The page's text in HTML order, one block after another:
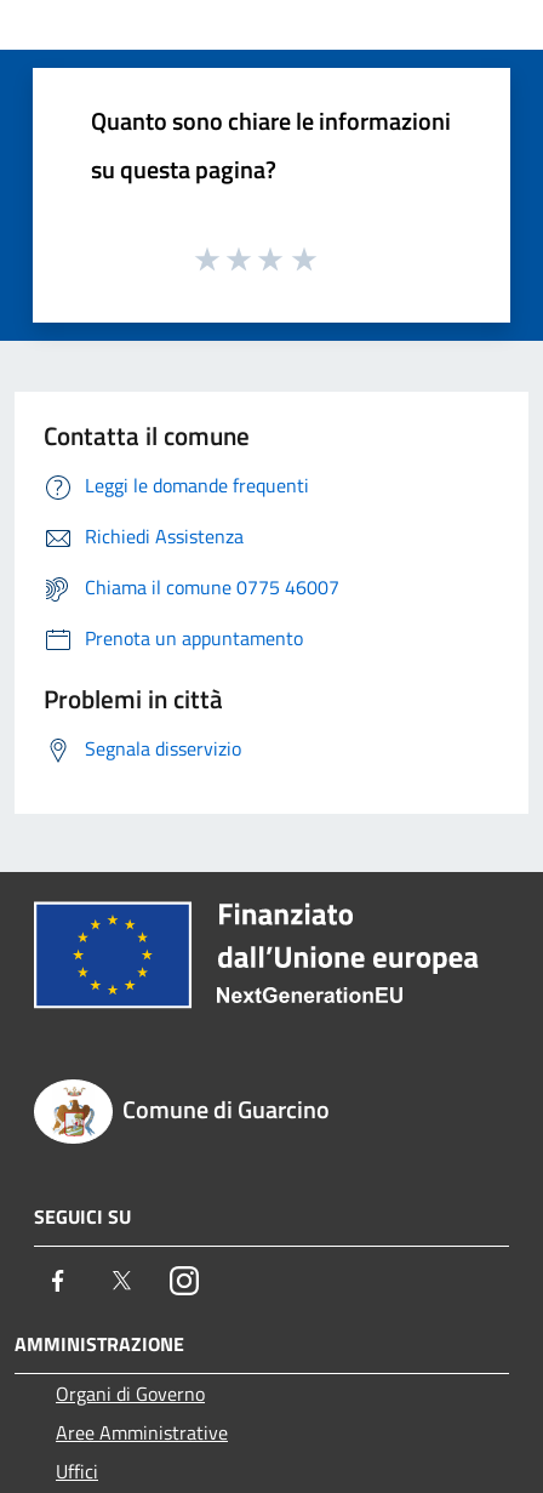
Quanto sono chiare le informazioni
su questa pagina?
Contatta il comune
Leggi le domande frequenti
Richiedi Assistenza
Chiama il comune 0775 46007
Prenota un appuntamento
Problemi in città
Segnala disservizio
Comune di Guarcino
SEGUICI SU
Facebook TwitterInstagram
AMMINISTRAZIONE
Organi di Governo
Aree Amministrative
Uffici